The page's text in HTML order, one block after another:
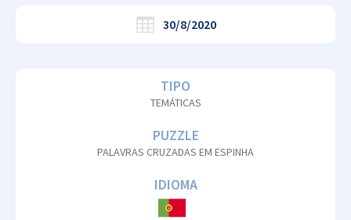
30/8/2020
TIPO
TEMÁTICAS
PUZZLE
PALAVRAS CRUZADAS EM ESPINHA
IDIOMA